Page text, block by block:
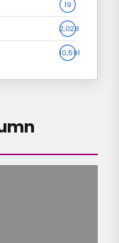
19
2,028
10,591